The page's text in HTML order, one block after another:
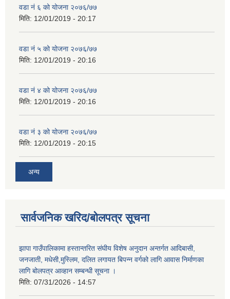
वडा नं ६ को योजना २०७६/७७
मिति: 12/01/2019 - 20:17
वडा नं ५ को योजना २०७६/७७
मिति: 12/01/2019 - 20:16
वडा नं ४ को योजना २०७६/७७
मिति: 12/01/2019 - 20:16
वडा नं ३ को योजना २०७६/७७
मिति: 12/01/2019 - 20:15
अन्य
सार्वजनिक खरिद/बोलपत्र सूचना
झापा गाउँपालिकामा हस्तान्तरित संघीय विशेष अनुदान अन्तर्गत आदिबासी,
जनजाती, मधेसी,मुस्लिम, दलित लगायत बिपन्न वर्गको लागि आवास निर्माणका
लागि बोलपत्र आव्हान सम्बन्धी सूचना ।
मिति: 07/31/2026 - 14:57